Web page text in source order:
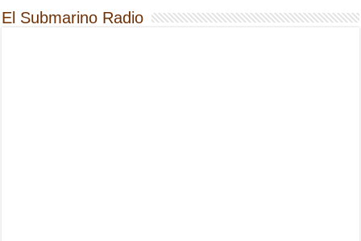
El Submarino Radio